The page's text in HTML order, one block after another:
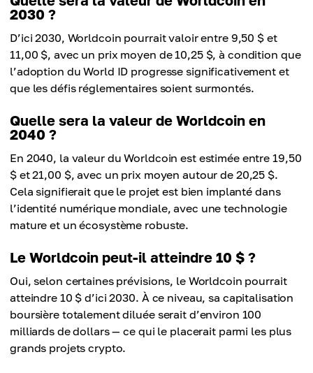
2030 ?
D’ici 2030, Worldcoin pourrait valoir entre 9,50 $ et
11,00 $, avec un prix moyen de 10,25 $, à condition que
l’adoption du World ID progresse significativement et
que les défis réglementaires soient surmontés.
Quelle sera la valeur de Worldcoin en
2040 ?
En 2040, la valeur du Worldcoin est estimée entre 19,50
$ et 21,00 $, avec un prix moyen autour de 20,25 $.
Cela signifierait que le projet est bien implanté dans
l’identité numérique mondiale, avec une technologie
mature et un écosystème robuste.
Le Worldcoin peut-il atteindre 10 $ ?
Oui, selon certaines prévisions, le Worldcoin pourrait
atteindre 10 $ d’ici 2030. À ce niveau, sa capitalisation
boursière totalement diluée serait d’environ 100
milliards de dollars — ce qui le placerait parmi les plus
grands projets crypto.